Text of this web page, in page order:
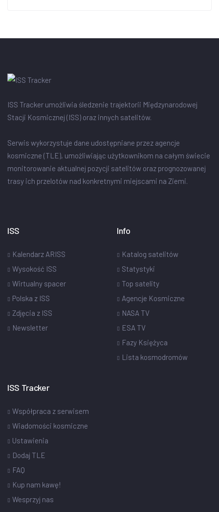
ISS Tracker umożliwia śledzenie trajektorii Międzynarodowej
Stacji Kosmicznej (ISS) oraz innych satelitów.
Serwis wykorzystuje dane udostępniane przez agencje
kosmiczne (TLE), umożliwiając użytkownikom na całym świecie
monitorowanie aktualnej pozycji satelitów oraz prognozowanej
trasy ich przelotów nad konkretnymi miejscami na Ziemi.
ISS
Kalendarz ARISS
Wysokość ISS
Wirtualny spacer
Polska z ISS
Zdjęcia z ISS
Newsletter
Info
Katalog satelitów
Statystyki
Top satelity
Agencje Kosmiczne
NASA TV
ESA TV
Fazy Księżyca
Lista kosmodromów
ISS Tracker
Współpraca z serwisem
Wiadomości kosmiczne
Ustawienia
Dodaj TLE
FAQ
Kup nam kawę!
Wesprzyj nas